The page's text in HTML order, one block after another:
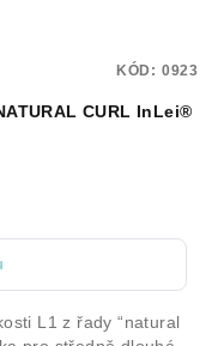
CURL InLei®
L1 z řady “natural
KÓD: 0923